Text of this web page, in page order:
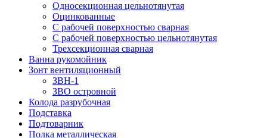
Односекционная цельнотянутая
Оцинкованные
С рабочей поверхностью сварная
С рабочей поверхностью цельнотянутая
Трехсекционная сварная
Ванна рукомойник
Зонт вентиляционный
ЗВН-1
ЗВО островной
Колода разрубочная
Подставка
Подтоварник
Полка металлическая